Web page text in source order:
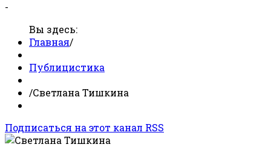
-
Вы здесь:
Главная/
Публицистика
/Светлана Тишкина
Подписаться на этот канал RSS